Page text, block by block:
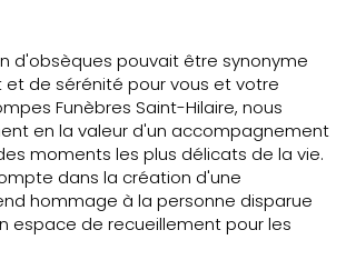
d'obsèques pouvait être synonyme
de sérénité pour vous et votre
Funèbres Saint-Hilaire, nous
en la valeur d'un accompagnement
moments les plus délicats de la vie.
dans la création d'une
hommage à la personne disparue
espace de recueillement pour les